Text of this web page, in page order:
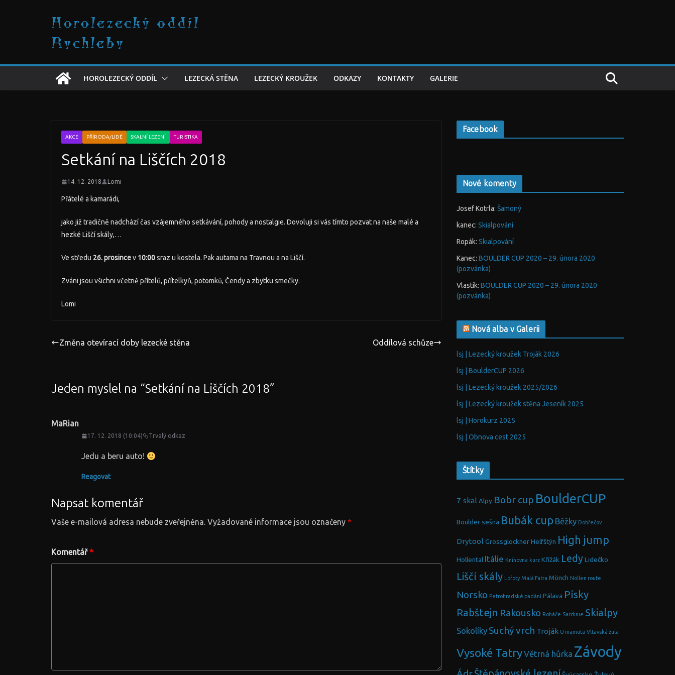
Horolezecký oddíl
Rychleby
HOROLEZECKÝ ODDÍL LEZECKÁ STĚNA LEZECKÝ KROUŽEK ODKAZY KONTAKTY GALERIE
AKCE PŘÍRODA/LIDÉ SKALNÍ LEZENÍ TURISTIKA
Setkání na Liščích 2018
14. 12. 2018 Lomi
Přátelé a kamarádi,
jako již tradičně nadchází čas vzájemného setkávání, pohody a nostalgie. Dovoluji si vás tímto pozvat na naše malé a
hezké Liščí skály,…
Ve středu 26. prosincev 10:00sraz u kostela. Pak autama na Travnou a na Liščí.
Zváni jsou všichni včetně přítelů, přítelkyň, potomků, Čendy a zbytku smečky.
Lomi
Změna otevírací doby lezecké stěna Oddílová schůze
Jeden myslel na “Setkání na Liščích 2018”
MaRian
17. 12. 2018 (10:04) Trvalý odkaz
Jedu a beru auto!
Reagovat
Napsat komentář
Vaše e-mailová adresa nebude zveřejněna. Vyžadované informace jsou označeny *
Komentář*
Facebook
Nové komenty
Josef Kotrla: Šamoný
kanec: Skialpování
Ropák: Skialpování
Kanec: BOULDER CUP 2020 – 29. února 2020
(pozvánka)
Vlastik: BOULDER CUP 2020 – 29. února 2020
(pozvánka)
Nová alba v Galerii
lsj | Lezecký kroužek Troják 2026
lsj | BoulderCUP 2026
lsj | Lezecký kroužek 2025/2026
lsj | Lezecký kroužek stěna Jeseník 2025
lsj | Horokurz 2025
lsj | Obnova cest 2025
Štítky
7 skal Alpy Bobr cup BoulderCUP
Boulder sešna Bubák cup Běžky Dobřečov
Drytool Grossglockner Helfštýn High jump
Hollental Itálie Knihovna kurz Křížák Ledy Lidečko
Liščí skály Lofoty Malá Fatra Mönch Nollen route
Norsko Petrohradské padání Pálava Písky
Rabštejn Rakousko Roháče Sardinie Skialpy
Sokolíky Suchý vrch Troják U mamuta Vltavská žula
Vysoké TatryVětrná hůrka Závody